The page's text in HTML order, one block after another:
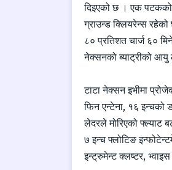
दिइएको छ । एक पटकको
ग्राउन्ड क्लियरेन्स
८० प्रतिशत चार्ज ६०
नेक्सनको ब्याट्रीको आयु
टाटा नेक्सन इभीमा
फिन एन्टेना, १६ इन्चको
लेदरले मोरिएको फ्ल्याट
७ इन्च फ्लोटिङ
इन्ट्रुमेन्ट क्लष्टर,